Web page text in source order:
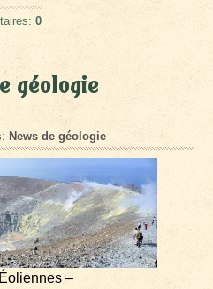
0
géologie
News de géologie
–